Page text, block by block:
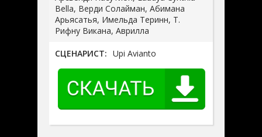
Bella, Верди Солайман, Абимана
Арьясатья, Имельда Теринн, Т.
Рифну Викана, Аврилла
СЦЕНАРИСТ: Upi Avianto